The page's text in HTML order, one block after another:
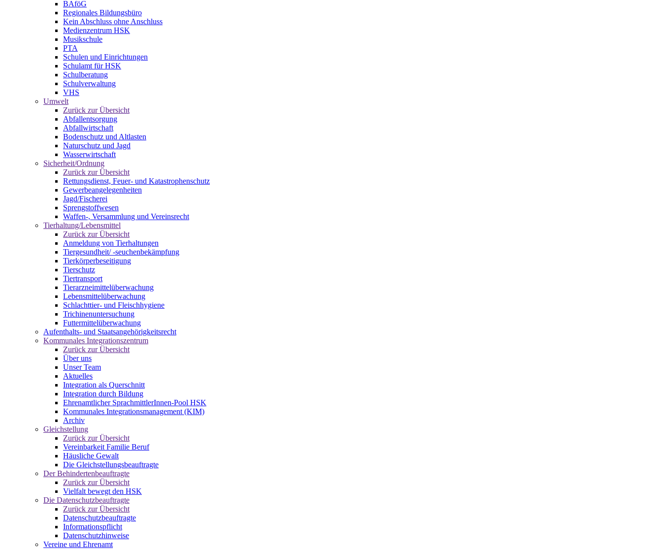
BAföG
Regionales Bildungsbüro
Kein Abschluss ohne Anschluss
Medienzentrum HSK
Musikschule
PTA
Schulen und Einrichtungen
Schulamt für HSK
Schulberatung
Schulverwaltung
VHS
Umwelt
Zurück zur Übersicht
Abfallentsorgung
Abfallwirtschaft
Bodenschutz und Altlasten
Naturschutz und Jagd
Wasserwirtschaft
Sicherheit/Ordnung
Zurück zur Übersicht
Rettungsdienst, Feuer- und Katastrophenschutz
Gewerbeangelegenheiten
Jagd/Fischerei
Sprengstoffwesen
Waffen-, Versammlung und Vereinsrecht
Tierhaltung/Lebensmittel
Zurück zur Übersicht
Anmeldung von Tierhaltungen
Tiergesundheit/ -seuchenbekämpfung
Tierkörperbeseitigung
Tierschutz
Tiertransport
Tierarzneimittelüberwachung
Lebensmittelüberwachung
Schlachttier- und Fleischhygiene
Trichinenuntersuchung
Futtermittelüberwachung
Aufenthalts- und Staatsangehörigkeitsrecht
Kommunales Integrationszentrum
Zurück zur Übersicht
Über uns
Unser Team
Aktuelles
Integration als Querschnitt
Integration durch Bildung
Ehrenamtlicher SprachmittlerInnen-Pool HSK
Kommunales Integrationsmanagement (KIM)
Archiv
Gleichstellung
Zurück zur Übersicht
Vereinbarkeit Familie Beruf
Häusliche Gewalt
Die Gleichstellungsbeauftragte
Der Behindertenbeauftragte
Zurück zur Übersicht
Vielfalt bewegt den HSK
Die Datenschutzbeauftragte
Zurück zur Übersicht
Datenschutzbeauftragte
Informationspflicht
Datenschutzhinweise
Vereine und Ehrenamt